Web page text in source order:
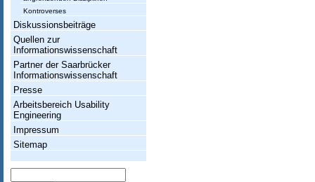
Kontroverses
Diskussionsbeiträge
Quellen zur
Informationswissenschaft
Partner der Saarbrücker
Informationswissenschaft
Presse
Arbeitsbereich Usability
Engineering
Impressum
Sitemap